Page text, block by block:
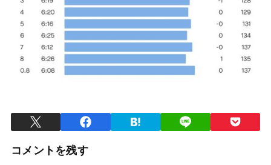
コメントを残す